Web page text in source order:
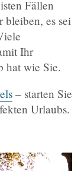
Fällen
es sei
Ihr
hat wie Sie.
– starten Sie
Urlaubs.